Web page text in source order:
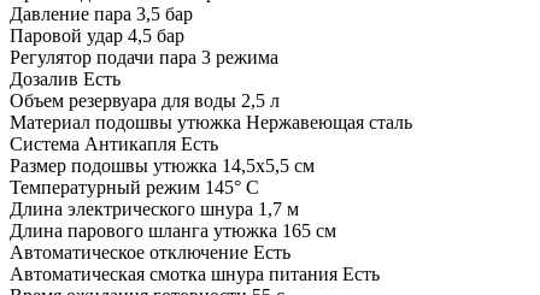
Давление пара 3,5 бар
Паровой удар 4,5 бар
Регулятор подачи пара 3 режима
Дозалив Есть
Объем резервуара для воды 2,5 л
Материал подошвы утюжка Нержавеющая сталь
Система Антикапля Есть
Размер подошвы утюжка 14,5х5,5 см
Температурный режим 145° С
Длина электрического шнура 1,7 м
Длина парового шланга утюжка 165 см
Автоматическое отключение Есть
Автоматическая смотка шнура питания Есть